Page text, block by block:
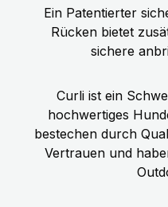
Ein Patentierter
Rücken bietet
sichere
Curli ist ein
hochwertiges
bestechen durch
Vertrauen und